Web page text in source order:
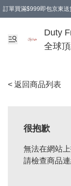
訂單買滿$999即包京東
Duty
全球
< 返回商品列表
很抱歉
無法在網站
請檢查商品連